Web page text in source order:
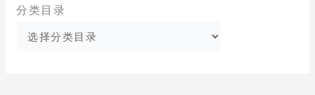
分类目录